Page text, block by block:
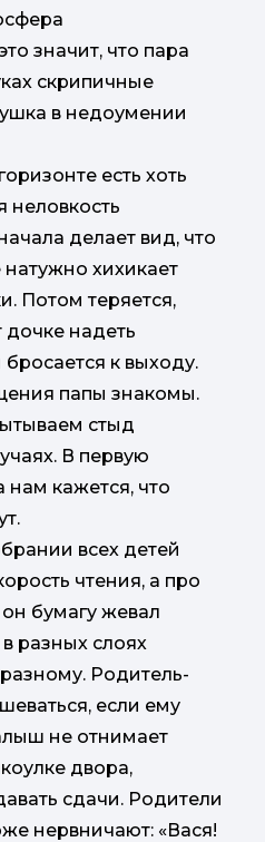
значит, что пара
скрипичные
в недоумении
есть хоть
неловкость
делает вид, что
хихикает
Потом теряется,
дочке надеть
к выходу.
папы знакомы.
стыд
В первую
нам кажется, что
всех детей
чтения, а про
бумагу жевал
разных слоях
Родитель-
если ему
не отнимает
двора,
сдачи. Родители
нервничают: «Вася!